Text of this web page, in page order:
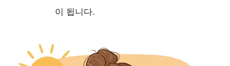
이 됩니다.